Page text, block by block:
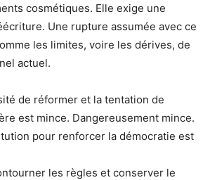
cosmétiques. Elle exige une
Une rupture assumée avec ce
les limites, voire les dérives, de
actuel.
de réformer et la tentation de
est mince. Dangereusement mince.
pour renforcer la démocratie est
les règles et conserver le